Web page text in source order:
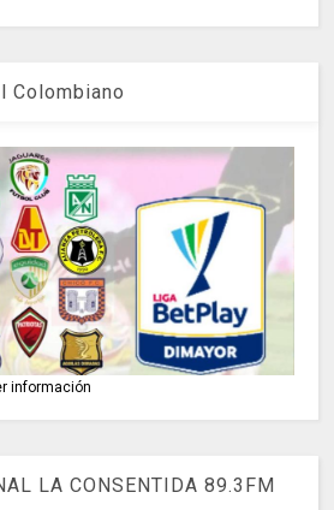
Colombiano
información
LA CONSENTIDA 89.3FM